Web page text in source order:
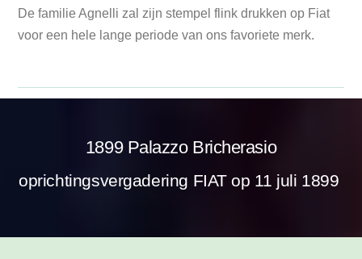
De familie Agnelli zal zijn stempel flink drukken op Fiat
voor een hele lange periode van ons favoriete merk.
1899 Palazzo Bricherasio
oprichtingsvergadering FIAT op 11 juli 1899